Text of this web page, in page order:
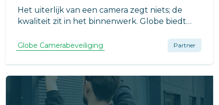
Het uiterlijk van een camera zegt niets; de
kwaliteit zit in het binnenwerk. Globe biedt
voertuigherkenning. Dankzij hoogwaardige
sensoren vindt u incidenten razendsnel terug
in haarscherp beeld.
Globe Camerabeveiliging Partner